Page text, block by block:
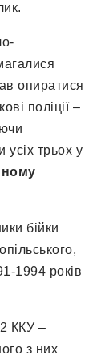
опиратися
поліції –
трьох у
бійки
1994 років
ККУ –
з них